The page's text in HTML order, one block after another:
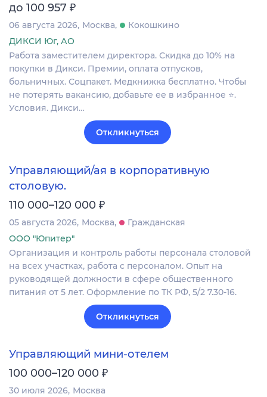
до 100 957 ₽
06 августа 2026 Москва
Кокошкино
ДИКСИ Юг, АО
Работа заместителем директора. Скидка до 10% на
покупки в Дикси. Премии, оплата отпусков,
больничных. Соцпакет. Медкнижка бесплатно. Чтобы
не потерять вакансию, добавьте ее в избранное ⭐.
Условия. Дикси…
Откликнуться
Управляющий/ая в корпоративную
столовую.
110 000–120 000 ₽
05 августа 2026 Москва
Гражданская
ООО "Юпитер"
Организация и контроль работы персонала столовой
на всех участках, работа с персоналом. Опыт на
руководящей должности в сфере общественного
питания от 5 лет. Оформление по ТК РФ, 5/2 7.30-16.
Откликнуться
Управляющий мини-отелем
100 000–120 000 ₽
30 июля 2026 Москва